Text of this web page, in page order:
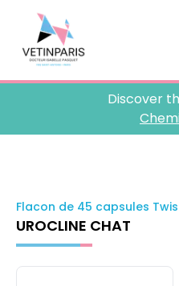
Discover
Flacon de 45 capsules
UROCLINE CHAT